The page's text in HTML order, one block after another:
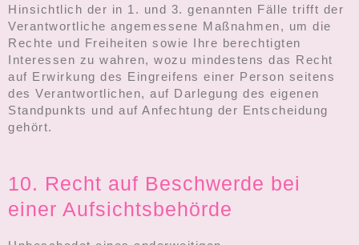
Hinsichtlich der in 1. und 3. genannten Fälle trifft der
Verantwortliche angemessene Maßnahmen, um die
Rechte und Freiheiten sowie Ihre berechtigten
Interessen zu wahren, wozu mindestens das Recht
auf Erwirkung des Eingreifens einer Person seitens
des Verantwortlichen, auf Darlegung des eigenen
Standpunkts und auf Anfechtung der Entscheidung
gehört.
10. Recht auf Beschwerde bei
einer Aufsichtsbehörde